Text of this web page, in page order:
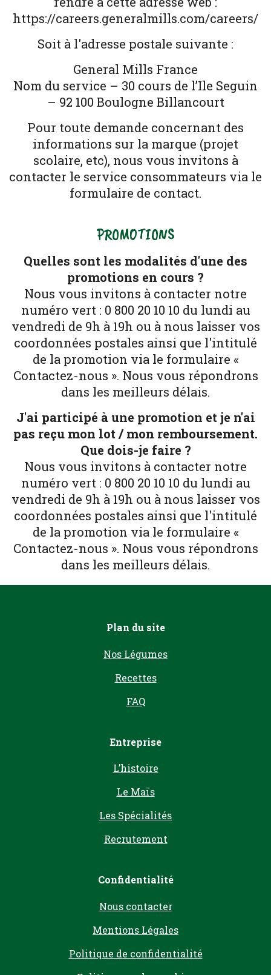
https://careers.generalmills.com/careers/
Soit à l'adresse postale suivante :
General Mills France
Nom du service – 30 cours de l’Ile Seguin
– 92 100 Boulogne Billancourt
Pour toute demande concernant des
informations sur la marque (projet
scolaire, etc), nous vous invitons à
contacter le service consommateurs via le
formulaire de contact.
PROMOTIONS
Quelles sont les modalités d'une des
promotions en cours ?
Nous vous invitons à contacter notre
numéro vert : 0 800 20 10 10 du lundi au
vendredi de 9h à 19h ou à nous laisser vos
coordonnées postales ainsi que l'intitulé
de la promotion via le formulaire «
Contactez-nous ». Nous vous répondrons
dans les meilleurs délais.
J'ai participé à une promotion et je n'ai
pas reçu mon lot / mon remboursement.
Que dois-je faire ?
Nous vous invitons à contacter notre
numéro vert : 0 800 20 10 10 du lundi au
vendredi de 9h à 19h ou à nous laisser vos
coordonnées postales ainsi que l'intitulé
de la promotion via le formulaire «
Contactez-nous ». Nous vous répondrons
dans les meilleurs délais.
Plan du site
Nos Légumes
Recettes
FAQ
Entreprise
L’histoire
Le Maïs
Les Spécialités
Recrutement
Confidentialité
Nous contacter
Mentions Légales
Politique de confidentialité